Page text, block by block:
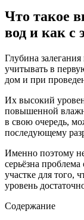
Что такое
вод и как с
Глубина
учитывать в
дом и при
Их высокий
повышенной
в свою очередь,
последующему
Именно поэтому
серьёзна
участке для того,
уровень
Содержание